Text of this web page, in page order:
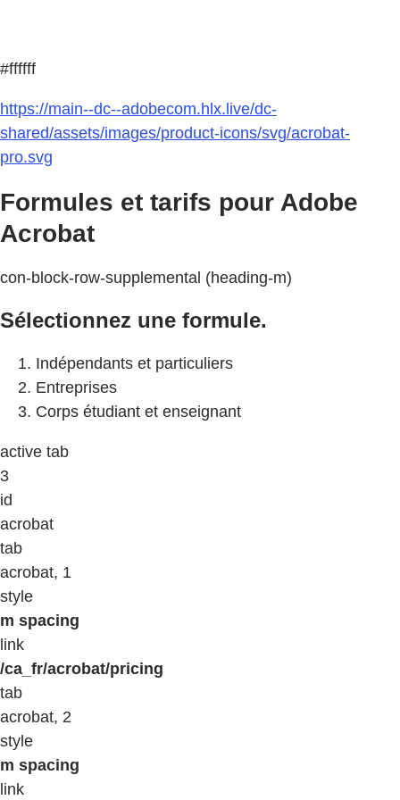
#ffffff
https://main--dc--adobecom.hlx.live/dc-
shared/assets/images/product-icons/svg/acrobat-
pro.svg
Formules et tarifs pour Adobe
Acrobat
con-block-row-supplemental (heading-m)
Sélectionnez une formule.
Indépendants et particuliers
Entreprises
Corps étudiant et enseignant
active tab
3
id
acrobat
tab
acrobat, 1
style
m spacing
link
/ca_fr/acrobat/pricing
tab
acrobat, 2
style
m spacing
link